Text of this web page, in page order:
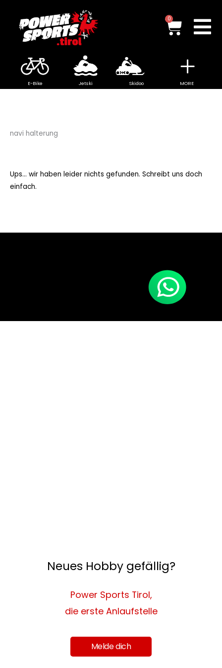
springen
0
E-Bike Jetski Skidoo MORE
navi halterung
Ups... wir haben leider nichts gefunden. Schreibt uns doch
einfach.
Neues Hobby gefällig?
Power Sports Tirol,
die erste Anlaufstelle
Melde dich